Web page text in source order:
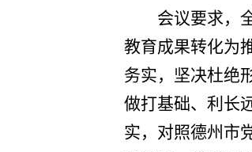
会议要求，
教育成果转化为
务实，坚决杜绝
做打基础、利长
实，对照德州市